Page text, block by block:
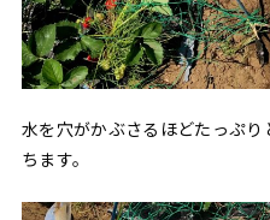
水を穴がかぶさるほどたっぷ
ちます。